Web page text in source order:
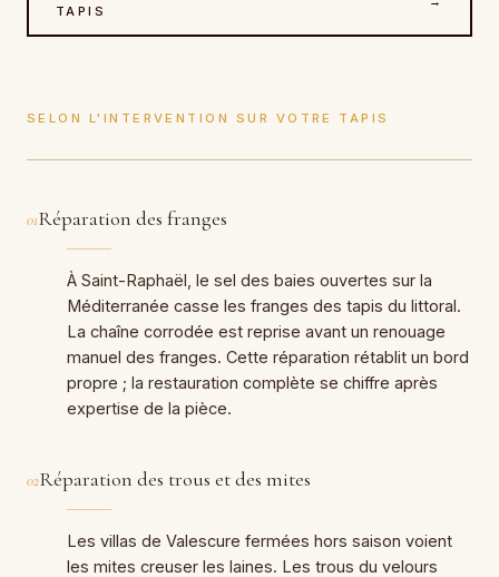
TAPIS
SELON L'INTERVENTION SUR VOTRE TAPIS
01Réparation des franges
À Saint-Raphaël, le sel des baies ouvertes sur la
Méditerranée casse les franges des tapis du littoral.
La chaîne corrodée est reprise avant un renouage
manuel des franges. Cette réparation rétablit un bord
propre ; la restauration complète se chiffre après
expertise de la pièce.
02Réparation des trous et des mites
Les villas de Valescure fermées hors saison voient
les mites creuser les laines. Les trous du velours